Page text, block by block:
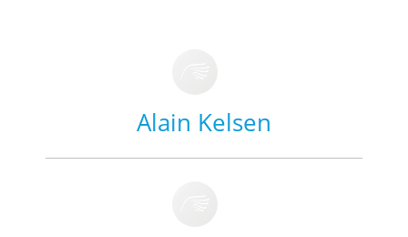
Alain Kelsen